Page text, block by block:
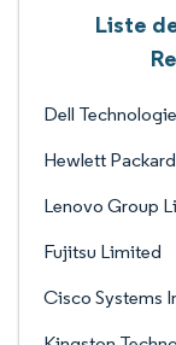
Liste
Dell
Hewlett
Lenovo Group
Fujitsu Limited
Cisco Systems